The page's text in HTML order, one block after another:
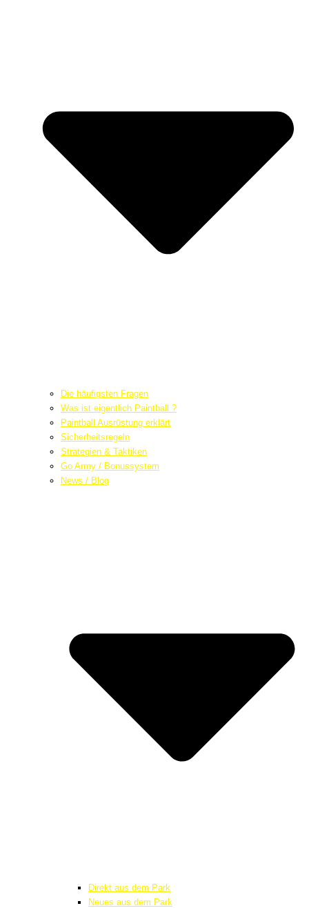
Die häufigsten Fragen
Was ist eigentlich Paintball ?
Paintball Ausrüstung erklärt
Sicherheitsregeln
Strategien & Taktiken
Go Army / Bonussystem
News / Blog
Direkt aus dem Park
Neues aus dem Park